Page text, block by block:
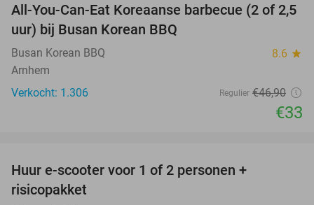
30%
All-You-Can-Eat Koreaanse barbecue (2 of 2,5
uur) bij Busan Korean BBQ
Busan Korean BBQ 8.6 star
Arnhem
Verkocht: 1.306
Regulier €46,90
€33
Huur e-scooter voor 1 of 2 personen +
risicopakket